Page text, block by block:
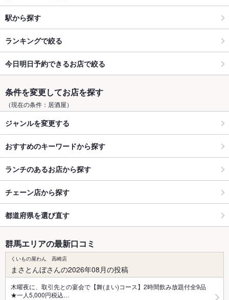
駅から探す
ランキングで絞る
今日明日予約できるお店で絞る
条件を変更してお店を探す
（現在の条件：居酒屋）
ジャンルを変更する
おすすめのキーワードから探す
ランチのあるお店から探す
チェーン店から探す
都道府県を選び直す
群馬エリアの最新口コミ
くいもの屋わん 高崎店
まさとんぼさんの2026年08月の投稿
木曜夜に、取引先との宴会で【舞(まい)コース】2時間飲み放題付全9品
★一人5,000円税込…